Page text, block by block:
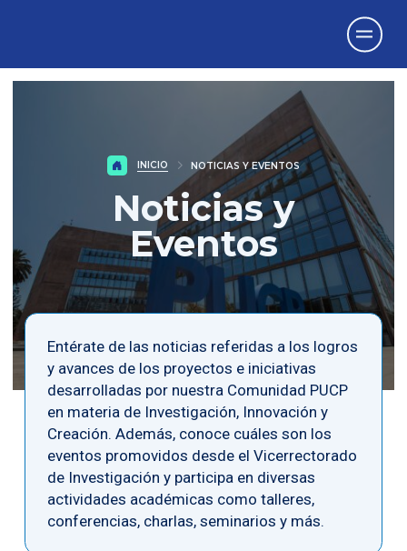
INICIO NOTICIAS Y EVENTOS
Noticias y
Eventos
Entérate de las noticias referidas a los logros
y avances de los proyectos e iniciativas
desarrolladas por nuestra Comunidad PUCP
en materia de Investigación, Innovación y
Creación. Además, conoce cuáles son los
eventos promovidos desde el Vicerrectorado
de Investigación y participa en diversas
actividades académicas como talleres,
conferencias, charlas, seminarios y más.